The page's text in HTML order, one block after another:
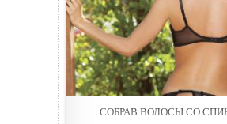
СОБРАВ ВОЛОСЫ СO